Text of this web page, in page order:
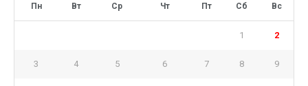
Пн Вт Ср Чт Пт Сб Вс
1 2
3 4 5 6 7 8 9